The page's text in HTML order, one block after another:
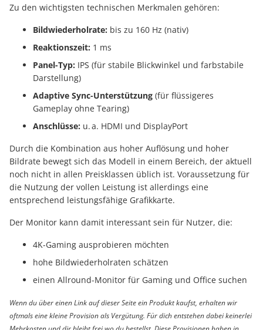
Zu den wichtigsten technischen Merkmalen gehören:
Bildwiederholrate: bis zu 160 Hz (nativ)
Reaktionszeit: 1 ms
Panel-Typ: IPS (für stabile Blickwinkel und farbstabile
Darstellung)
Adaptive Sync-Unterstützung (für flüssigeres
Gameplay ohne Tearing)
Anschlüsse: u. a. HDMI und DisplayPort
Durch die Kombination aus hoher Auflösung und hoher
Bildrate bewegt sich das Modell in einem Bereich, der aktuell
noch nicht in allen Preisklassen üblich ist. Voraussetzung für
die Nutzung der vollen Leistung ist allerdings eine
entsprechend leistungsfähige Grafikkarte.
Der Monitor kann damit interessant sein für Nutzer, die:
4K-Gaming ausprobieren möchten
hohe Bildwiederholraten schätzen
einen Allround-Monitor für Gaming und Office suchen
Wenn du über einen Link auf dieser Seite ein Produkt kaufst, erhalten wir
oftmals eine kleine Provision als Vergütung. Für dich entstehen dabei keinerlei